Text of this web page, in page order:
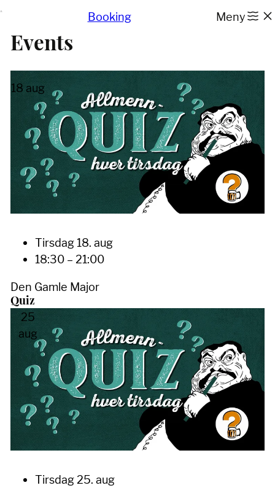
Hopp
innhold
Booking Meny
Events
18 aug
Tirsdag 18. aug
18:30 – 21:00
Den Gamle Major
Quiz
25
aug
Tirsdag 25. aug